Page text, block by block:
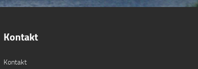
Kontakt
Kontakt